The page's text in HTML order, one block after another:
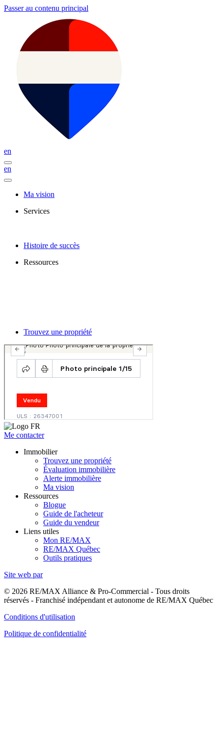
Passer au contenu principal
en
en
Ma vision
Services
Histoire de succès
Ressources
Trouvez une propriété
Me contacter
Immobilier
Trouvez une propriété
Évaluation immobilière
Alerte immobilière
Ma vision
Ressources
Blogue
Guide de l'acheteur
Guide du vendeur
Liens utiles
Mon RE/MAX
RE/MAX Québec
Outils pratiques
Site web par
© 2026 RE/MAX Alliance & Pro-Commercial - Tous droits
réservés - Franchisé indépendant et autonome de RE/MAX Québec
Conditions d'utilisation
Politique de confidentialité